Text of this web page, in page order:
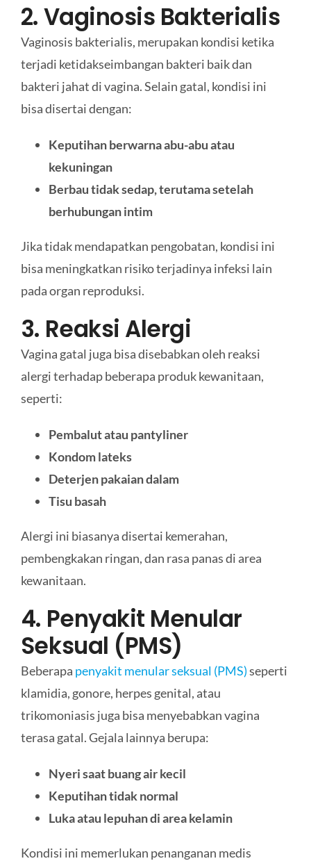
2. Vaginosis Bakterialis
Vaginosis bakterialis, merupakan kondisi ketika
terjadi ketidakseimbangan bakteri baik dan
bakteri jahat di vagina. Selain gatal, kondisi ini
bisa disertai dengan:
Keputihan berwarna abu-abu atau
kekuningan
Berbau tidak sedap, terutama setelah
berhubungan intim
Jika tidak mendapatkan pengobatan, kondisi ini
bisa meningkatkan risiko terjadinya infeksi lain
pada organ reproduksi.
3. Reaksi Alergi
Vagina gatal juga bisa disebabkan oleh reaksi
alergi terhadap beberapa produk kewanitaan,
seperti:
Pembalut atau pantyliner
Kondom lateks
Deterjen pakaian dalam
Tisu basah
Alergi ini biasanya disertai kemerahan,
pembengkakan ringan, dan rasa panas di area
kewanitaan.
4. Penyakit Menular
Seksual (PMS)
Beberapa penyakit menular seksual (PMS)seperti
klamidia, gonore, herpes genital, atau
trikomoniasis juga bisa menyebabkan vagina
terasa gatal. Gejala lainnya berupa:
Nyeri saat buang air kecil
Keputihan tidak normal
Luka atau lepuhan di area kelamin
Kondisi ini memerlukan penanganan medis